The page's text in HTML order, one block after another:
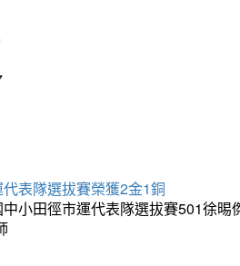
表隊選拔賽榮獲2金1銅
小田徑市運代表隊選拔賽501徐